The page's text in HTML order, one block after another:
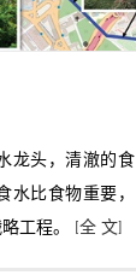
龙头，清澈的食
水比食物重要，
工程。 [全 文]